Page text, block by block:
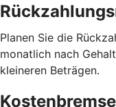
Planen Sie die
monatlich nach
kleineren Beträgen.